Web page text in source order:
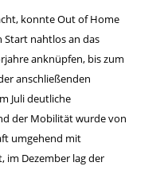
konnte Out of Home
Start nahtlos an das
anknüpfen, bis zum
anschließenden
Juli deutliche
der Mobilität wurde von
umgehend mit
im Dezember lag der